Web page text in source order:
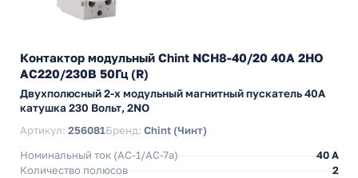
Контактор модульный Chint NCH8-40/20 40A 2НО
AC220/230В 50Гц (R)
Двухполюсный 2-х модульный магнитный пускатель 40А
катушка 230 Вольт, 2NO
Артикул: 256081Бренд: Chint (Чинт)
Номинальный ток (АС-1/AC-7a)
40 A
Количество полюсов
2